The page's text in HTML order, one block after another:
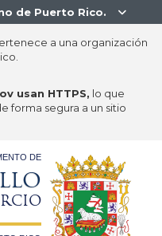
de Puerto Rico. 
a una organización
usan HTTPS, lo que
forma segura a un sitio
DE